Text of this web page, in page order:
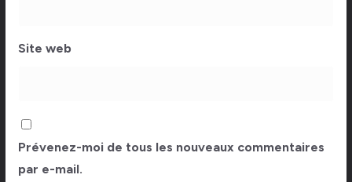
Site web
Prévenez-moi de tous les nouveaux commentaires
par e-mail.